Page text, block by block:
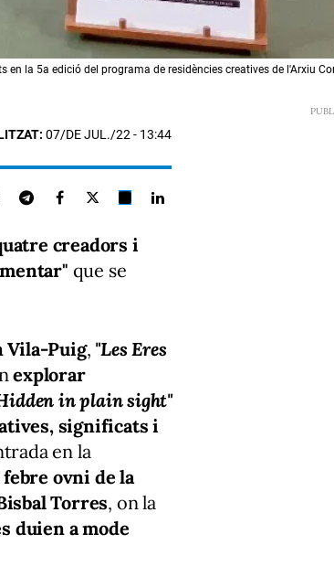
en la 5a edició del programa de residències creatives de l'Arxiu
07/DE JUL./22 - 13:44
creadors i
que se
Vila-Puig, "Les Eres
explorar
in plain sight"
significats i
en la
ovni de la
Torres, on la
duien a mode